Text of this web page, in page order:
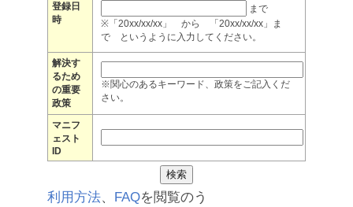
登録日
時
まで
※「20xx/xx/xx」 から 「20xx/xx/xx」ま
で というように入力してください。
解決す
るため
の重要
政策
※関心のあるキーワード、政策をご記入くだ
さい。
マニフ
ェスト
ID
利用方法、 FAQを閲覧のう